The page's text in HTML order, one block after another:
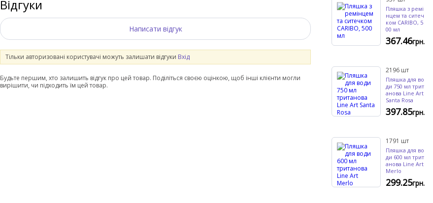
Пляшка з ремі
нцем та ситеч
ком CARIBO, 5
00 мл
367.46грн.
2196 шт
Пляшка для во
ди 750 мл трит
анова Line Art
Santa Rosa
397.85грн.
1791 шт
Пляшка для во
ди 600 мл трит
анова Line Art
Merlo
299.25грн.
Відгуки
Написати відгук
Тільки авторизовані користувачі можуть залишати відгуки Вхід
Будьте першим, хто залишить відгук про цей товар. Поділіться своєю оцінкою, щоб інші клієнти могли
вирішити, чи підходить їм цей товар.